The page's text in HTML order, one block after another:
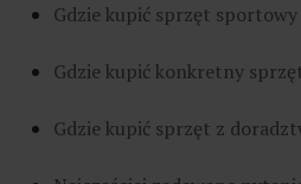
Gdzie kupić sprzęt
Gdzie kupić konkretny
Gdzie kupić sprzęt z